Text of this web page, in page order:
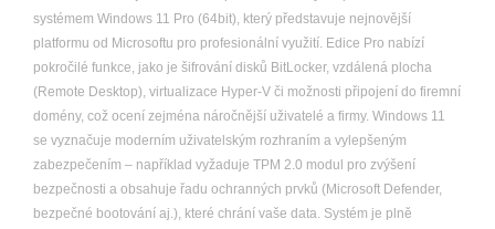
systémem Windows 11 Pro (64bit), který představuje nejnovější
platformu od Microsoftu pro profesionální využití. Edice Pro nabízí
pokročilé funkce, jako je šifrování disků BitLocker, vzdálená plocha
(Remote Desktop), virtualizace Hyper-V či možnosti připojení do firemní
domény, což ocení zejména náročnější uživatelé a firmy. Windows 11
se vyznačuje moderním uživatelským rozhraním a vylepšeným
zabezpečením – například vyžaduje TPM 2.0 modul pro zvýšení
bezpečnosti a obsahuje řadu ochranných prvků (Microsoft Defender,
bezpečné bootování aj.), které chrání vaše data. Systém je plně